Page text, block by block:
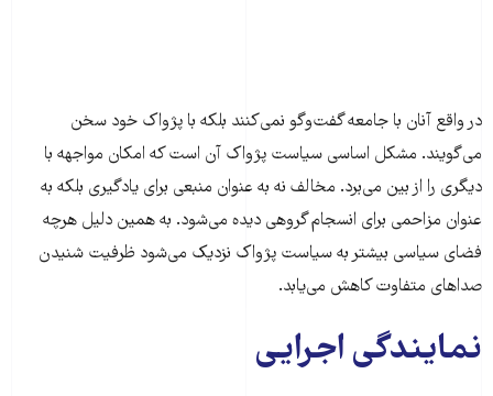
در واقع آنان با جامعه گفت‌وگو نمی‌کنند بلکه با پژواک خود سخن
می‌گویند. مشکل اساسی سیاست پژواک آن است که امکان مواجهه با
دیگری را از بین می‌برد. مخالف نه به عنوان منبعی برای یادگیری بلکه به
عنوان مزاحمی برای انسجام گروهی دیده می‌شود. به همین دلیل هرچه
فضای سیاسی بیشتر به سیاست پژواک نزدیک می‌شود ظرفیت شنیدن
صداهای متفاوت کاهش می‌یابد.
نمایندگی اجرایی